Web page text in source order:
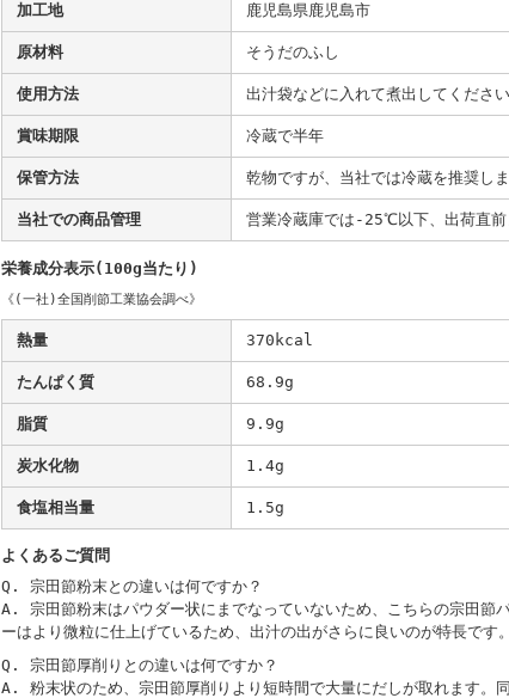
加工地 鹿児島県鹿児島市
原材料 そうだのふし
使用方法 出汁袋などに入れて煮出してください
賞味期限 冷蔵で半年
保管方法 乾物ですが、当社では冷蔵を推奨し
当社での商品管理 営業冷蔵庫では-25℃以下、出荷直
栄養成分表示(100g当たり)
《(一社)全国削節工業協会調べ》
熱量 370kcal
たんぱく質 68.9g
脂質 9.9g
炭水化物 1.4g
食塩相当量 1.5g
よくあるご質問
Q. 宗田節粉末との違いは何ですか？
A. 宗田節粉末はパウダー状にまでなっていないため、こちらの宗田節
ーはより微粒に仕上げているため、出汁の出がさらに良いのが特長です。
Q. 宗田節厚削りとの違いは何ですか？
A. 粉末状のため、宗田節厚削りより短時間で大量にだしが取れます。